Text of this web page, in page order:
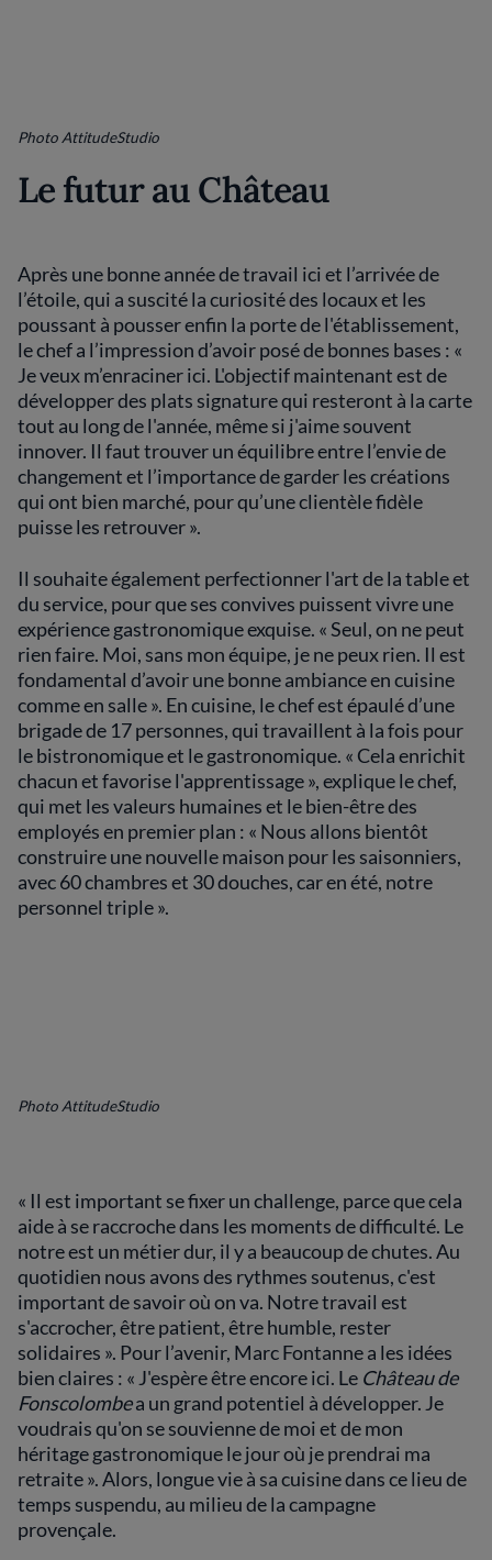
Photo AttitudeStudio
Le futur au Château
Après une bonne année de travail ici et l’arrivée de
l’étoile, qui a suscité la curiosité des locaux et les
poussant à pousser enfin la porte de l'établissement,
le chef a l’impression d’avoir posé de bonnes bases : «
Je veux m’enraciner ici. L'objectif maintenant est de
développer des plats signature qui resteront à la carte
tout au long de l'année, même si j'aime souvent
innover. Il faut trouver un équilibre entre l’envie de
changement et l’importance de garder les créations
qui ont bien marché, pour qu’une clientèle fidèle
puisse les retrouver ».
Il souhaite également perfectionner l'art de la table et
du service, pour que ses convives puissent vivre une
expérience gastronomique exquise. « Seul, on ne peut
rien faire. Moi, sans mon équipe, je ne peux rien. Il est
fondamental d’avoir une bonne ambiance en cuisine
comme en salle ». En cuisine, le chef est épaulé d’une
brigade de 17 personnes, qui travaillent à la fois pour
le bistronomique et le gastronomique. « Cela enrichit
chacun et favorise l'apprentissage », explique le chef,
qui met les valeurs humaines et le bien-être des
employés en premier plan : « Nous allons bientôt
construire une nouvelle maison pour les saisonniers,
avec 60 chambres et 30 douches, car en été, notre
personnel triple ».
Photo AttitudeStudio
« Il est important se fixer un challenge, parce que cela
aide à se raccroche dans les moments de difficulté. Le
notre est un métier dur, il y a beaucoup de chutes. Au
quotidien nous avons des rythmes soutenus, c'est
important de savoir où on va. Notre travail est
s'accrocher, être patient, être humble, rester
solidaires ». Pour l’avenir, Marc Fontanne a les idées
bien claires : « J'espère être encore ici. Le Château de
Fonscolombea un grand potentiel à développer. Je
voudrais qu'on se souvienne de moi et de mon
héritage gastronomique le jour où je prendrai ma
retraite ». Alors, longue vie à sa cuisine dans ce lieu de
temps suspendu, au milieu de la campagne
provençale.